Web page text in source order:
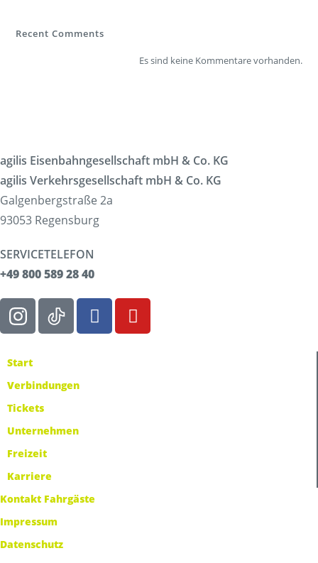
Recent Comments
Es sind keine Kommentare vorhanden.
agilis Eisenbahngesellschaft mbH & Co. KG
agilis Verkehrsgesellschaft mbH & Co. KG
Galgenbergstraße 2a
93053 Regensburg
SERVICETELEFON
+49 800 589 28 40
Start
Verbindungen
Tickets
Unternehmen
Freizeit
Karriere
Kontakt Fahrgäste
Impressum
Datenschutz